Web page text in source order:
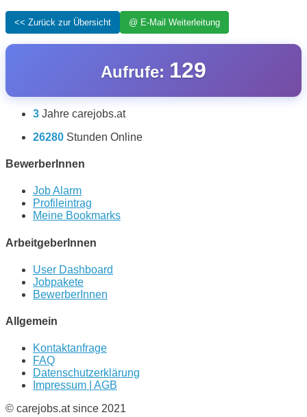
Aufrufe: 129
3 Jahre carejobs.at
26280 Stunden Online
BewerberInnen
Job Alarm
Profileintrag
Meine Bookmarks
ArbeitgeberInnen
User Dashboard
Jobpakete
BewerberInnen
Allgemein
Kontaktanfrage
FAQ
Datenschutzerklärung
Impressum | AGB
© carejobs.at since 2021